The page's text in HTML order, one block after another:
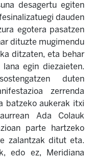
desagertu egiten
dauden
egotera pasatzen
dituzte mugimendu
ditzaten, eta behar
egin diezaieten.
duten
zerrenda
batzeko aukerak itxi
Ada Colauk
parte hartzeko
zalantzak ditut eta.
edo ez, Meridiana